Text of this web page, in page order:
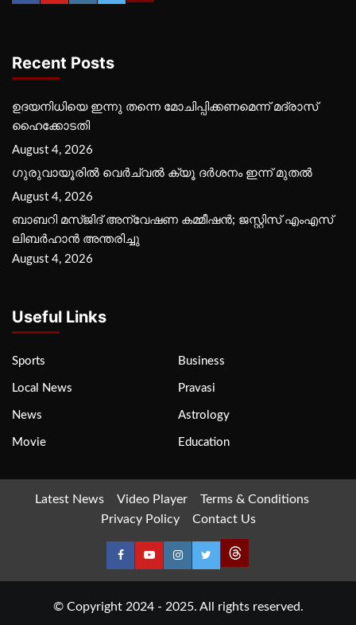
Recent Posts
ഉദയനിധിയെ ഇന്നു തന്നെ മോചിപ്പിക്കണമെന്ന് മദ്രാസ്
ഹൈക്കോടതി
August 4, 2026
ഗുരുവായൂരില്‍ വെര്‍ച്വല്‍ ക്യൂ ദര്‍ശനം ഇന്ന് മുതല്‍
August 4, 2026
ബാബറി മസ്ജിദ് അന്വേഷണ കമ്മീഷന്‍; ജസ്റ്റിസ് എംഎസ്
ലിബര്‍ഹാന്‍ അന്തരിച്ചു
August 4, 2026
Useful Links
Sports Business
Local News Pravasi
News Astrology
Movie Education
Latest News Video Player
Terms & Conditions
Privacy Policy
Contact Us
© Copyright 2024 - 2025. All rights reserved.